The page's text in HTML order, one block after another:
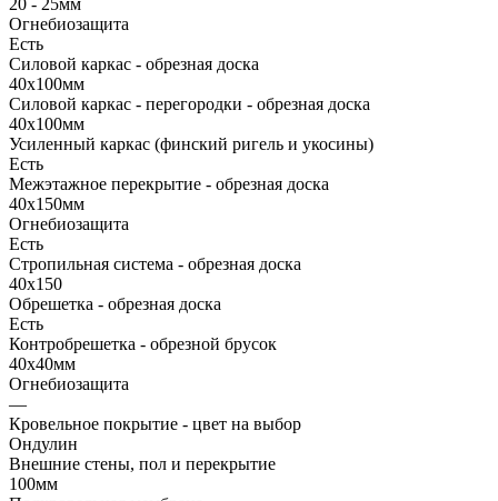
20 - 25мм
Огнебиозащита
Есть
Силовой каркас - обрезная доска
40х100мм
Силовой каркас - перегородки - обрезная доска
40х100мм
Усиленный каркас (финский ригель и укосины)
Есть
Межэтажное перекрытие - обрезная доска
40х150мм
Огнебиозащита
Есть
Стропильная система - обрезная доска
40х150
Обрешетка - обрезная доска
Есть
Контробрешетка - обрезной брусок
40х40мм
Огнебиозащита
—
Кровельное покрытие - цвет на выбор
Ондулин
Внешние стены, пол и перекрытие
100мм